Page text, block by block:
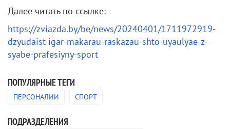
Далее читать по ссылке:
https://zviazda.by/be/news/20240401/1711972919-
dzyudaist-igar-makarau-raskazau-shto-uyaulyae-z-
syabe-prafesiyny-sport
ПОПУЛЯРНЫЕ ТЕГИ
ПЕРСОНАЛИИ СПОРТ
ПОДРАЗДЕЛЕНИЯ